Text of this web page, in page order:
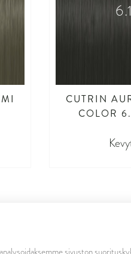
CUTRIN
COLOR